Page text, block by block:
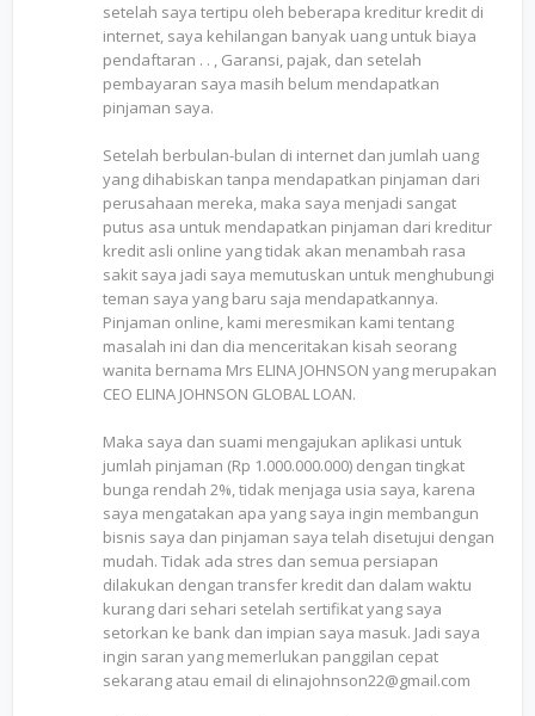
setelah saya tertipu oleh beberapa kreditur kredit di
internet, saya kehilangan banyak uang untuk biaya
pendaftaran . . , Garansi, pajak, dan setelah
pembayaran saya masih belum mendapatkan
pinjaman saya.
Setelah berbulan-bulan di internet dan jumlah uang
yang dihabiskan tanpa mendapatkan pinjaman dari
perusahaan mereka, maka saya menjadi sangat
putus asa untuk mendapatkan pinjaman dari kreditur
kredit asli online yang tidak akan menambah rasa
sakit saya jadi saya memutuskan untuk menghubungi
teman saya yang baru saja mendapatkannya.
Pinjaman online, kami meresmikan kami tentang
masalah ini dan dia menceritakan kisah seorang
wanita bernama Mrs ELINA JOHNSON yang merupakan
CEO ELINA JOHNSON GLOBAL LOAN.
Maka saya dan suami mengajukan aplikasi untuk
jumlah pinjaman (Rp 1.000.000.000) dengan tingkat
bunga rendah 2%, tidak menjaga usia saya, karena
saya mengatakan apa yang saya ingin membangun
bisnis saya dan pinjaman saya telah disetujui dengan
mudah. Tidak ada stres dan semua persiapan
dilakukan dengan transfer kredit dan dalam waktu
kurang dari sehari setelah sertifikat yang saya
setorkan ke bank dan impian saya masuk. Jadi saya
ingin saran yang memerlukan panggilan cepat
sekarang atau email di elinajohnson22@gmail.com